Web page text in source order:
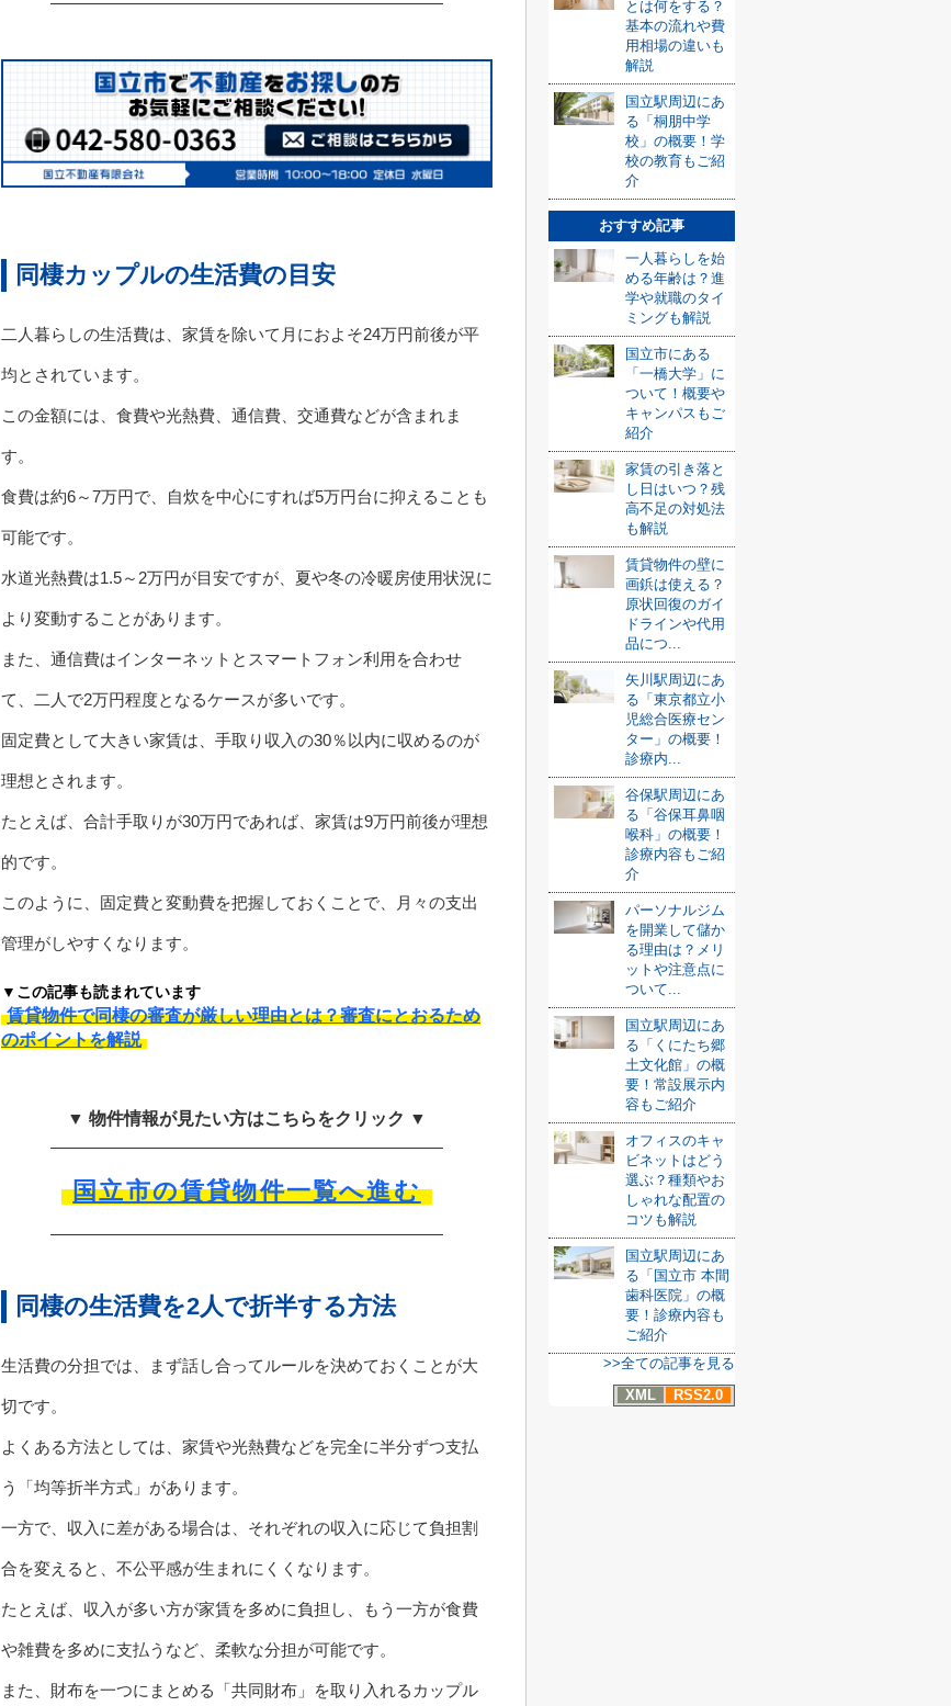
同棲カップルの生活費の目安
二人暮らしの生活費は、家賃を除いて月におよそ24万円前後が平
均とされています。
この金額には、食費や光熱費、通信費、交通費などが含まれま
す。
食費は約6～7万円で、自炊を中心にすれば5万円台に抑えることも
可能です。
水道光熱費は1.5～2万円が目安ですが、夏や冬の冷暖房使用状況に
より変動することがあります。
また、通信費はインターネットとスマートフォン利用を合わせ
て、二人で2万円程度となるケースが多いです。
固定費として大きい家賃は、手取り収入の30％以内に収めるのが
理想とされます。
たとえば、合計手取りが30万円であれば、家賃は9万円前後が理想
的です。
このように、固定費と変動費を把握しておくことで、月々の支出
管理がしやすくなります。
▼この記事も読まれています
賃貸物件で同棲の審査が厳しい理由とは？審査にとおるため
のポイントを解説
▼ 物件情報が見たい方はこちらをクリック ▼
国立市の賃貸物件一覧へ進む
同棲の生活費を2人で折半する方法
生活費の分担では、まず話し合ってルールを決めておくことが大
切です。
よくある方法としては、家賃や光熱費などを完全に半分ずつ支払
う「均等折半方式」があります。
一方で、収入に差がある場合は、それぞれの収入に応じて負担割
合を変えると、不公平感が生まれにくくなります。
たとえば、収入が多い方が家賃を多めに負担し、もう一方が食費
や雑費を多めに支払うなど、柔軟な分担が可能です。
また、財布を一つにまとめる「共同財布」を取り入れるカップル
とは何をする？
基本の流れや費
用相場の違いも
解説
国立駅周辺にあ
る「桐朋中学
校」の概要！学
校の教育もご紹
介
おすすめ記事
一人暮らしを始
める年齢は？進
学や就職のタイ
ミングも解説
国立市にある
「一橋大学」に
ついて！概要や
キャンパスもご
紹介
家賃の引き落と
し日はいつ？残
高不足の対処法
も解説
賃貸物件の壁に
画鋲は使える？
原状回復のガイ
ドラインや代用
品につ...
矢川駅周辺にあ
る「東京都立小
児総合医療セン
ター」の概要！
診療内...
谷保駅周辺にあ
る「谷保耳鼻咽
喉科」の概要！
診療内容もご紹
介
パーソナルジム
を開業して儲か
る理由は？メリ
ットや注意点に
ついて...
国立駅周辺にあ
る「くにたち郷
土文化館」の概
要！常設展示内
容もご紹介
オフィスのキャ
ビネットはどう
選ぶ？種類やお
しゃれな配置の
コツも解説
国立駅周辺にあ
る「国立市 本間
歯科医院」の概
要！診療内容も
ご紹介
>>全ての記事を見る
XML
RSS2.0